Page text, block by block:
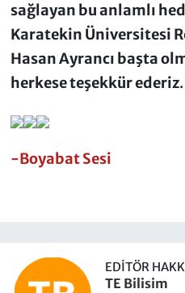
sağlayan bu anlamlı
Karatekin Üniversitesi
Hasan Ayrancı başta
herkese teşekkür ederiz
-Boyabat Sesi
EDITÖR
TE Bilisim